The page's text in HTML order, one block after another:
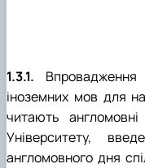
1.3.1. Впровадження
іноземних мов для
читають англомовні
Університету,
англомовного дня